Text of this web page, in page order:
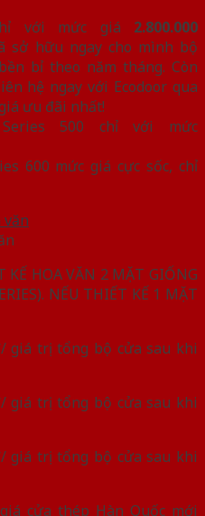
với mức giá 2.800.000
sở hữu ngay cho mình bộ
bỉ theo năm tháng. Còn
hệ ngay với Ecodoor qua
ưu đãi nhất!
500 chỉ với mức
600 mức giá cực sốc, chỉ
KẾ HOA VĂN 2 MẶT GIỐNG
NẾU THIẾT KẾ 1 MẶT
giá trị tổng bộ cửa sau khi
giá trị tổng bộ cửa sau khi
giá trị tổng bộ cửa sau khi
cửa thép Hàn Quốc mới